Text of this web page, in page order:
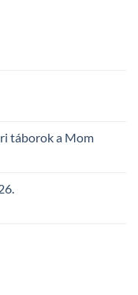
táborok a Mom